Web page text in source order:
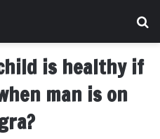
is healthy if
man is on